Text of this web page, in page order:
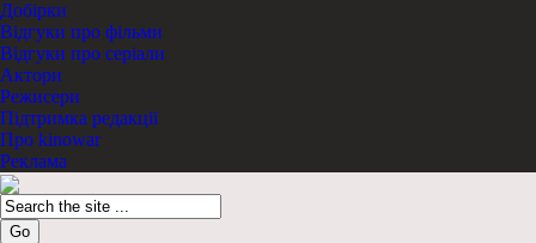
Добірки
Відгуки про фільми
Відгуки про серіали
Актори
Режисери
Підтримка редакції
Про kinowar
Реклама
Go